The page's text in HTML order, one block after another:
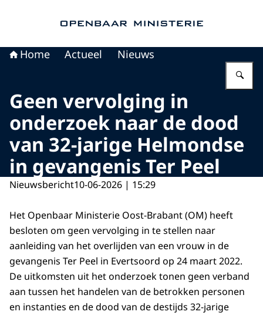
Home Actueel Nieuws
Geen vervolging in
onderzoek naar de dood
van 32-jarige Helmondse
in gevangenis Ter Peel
Nieuwsbericht10-06-2026 | 15:29
Het Openbaar Ministerie Oost-Brabant (OM) heeft
besloten om geen vervolging in te stellen naar
aanleiding van het overlijden van een vrouw in de
gevangenis Ter Peel in Evertsoord op 24 maart 2022.
De uitkomsten uit het onderzoek tonen geen verband
aan tussen het handelen van de betrokken personen
en instanties en de dood van de destijds 32-jarige